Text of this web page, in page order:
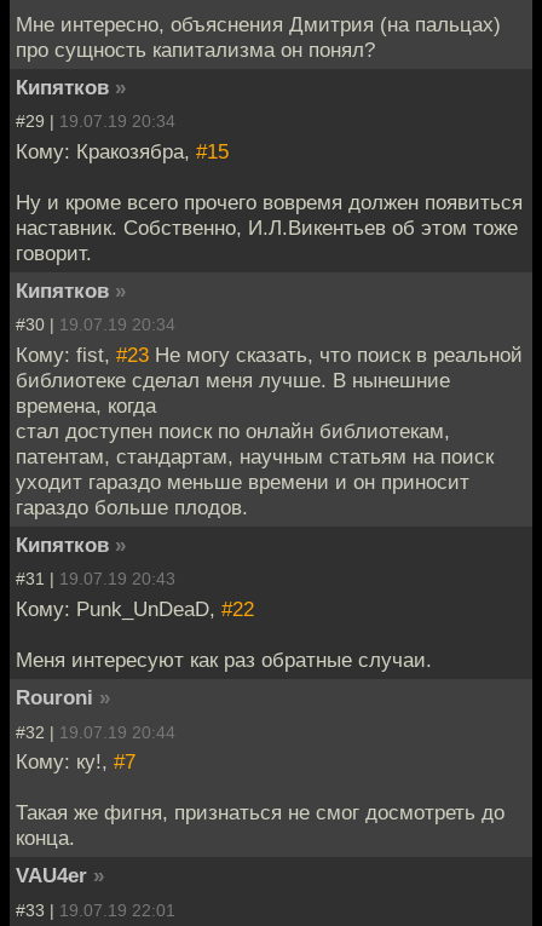
Мне интересно, объяснения Дмитрия (на пальцах)
про сущность капитализма он понял?
Кипятков »
#29 | 19.07.19 20:34
Кому: Кракозябра, #15
Ну и кроме всего прочего вовремя должен появиться
наставник. Собственно, И.Л.Викентьев об этом тоже
говорит.
Кипятков »
#30 | 19.07.19 20:34
Кому: fist, #23 Не могу сказать, что поиск в реальной
библиотеке сделал меня лучше. В нынешние
времена, когда
стал доступен поиск по онлайн библиотекам,
патентам, стандартам, научным статьям на поиск
уходит гараздо меньше времени и он приносит
гараздо больше плодов.
Кипятков »
#31 | 19.07.19 20:43
Кому: Punk_UnDeaD, #22
Меня интересуют как раз обратные случаи.
Rouroni »
#32 | 19.07.19 20:44
Кому: ку!, #7
Такая же фигня, признаться не смог досмотреть до
конца.
VAU4er »
#33 | 19.07.19 22:01